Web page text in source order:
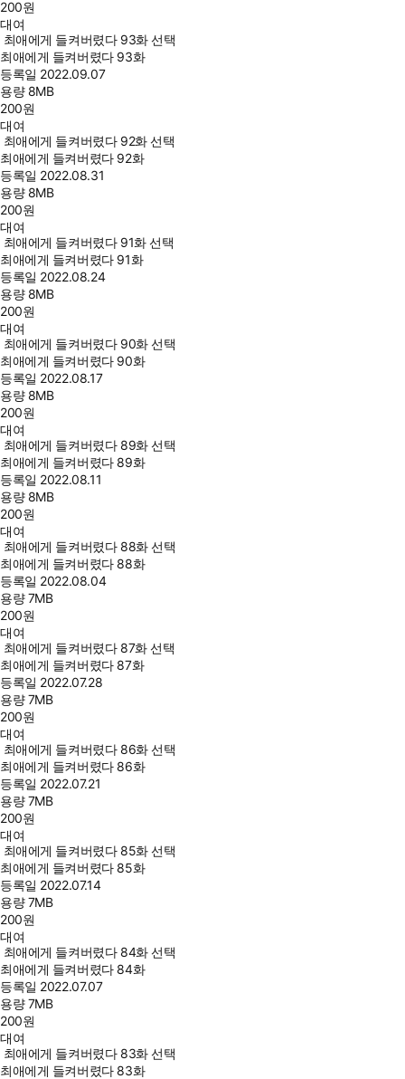
200원
대여
최애에게 들켜버렸다 93화 선택
최애에게 들켜버렸다 93화
등록일 2022.09.07
용량 8MB
200원
대여
최애에게 들켜버렸다 92화 선택
최애에게 들켜버렸다 92화
등록일 2022.08.31
용량 8MB
200원
대여
최애에게 들켜버렸다 91화 선택
최애에게 들켜버렸다 91화
등록일 2022.08.24
용량 8MB
200원
대여
최애에게 들켜버렸다 90화 선택
최애에게 들켜버렸다 90화
등록일 2022.08.17
용량 8MB
200원
대여
최애에게 들켜버렸다 89화 선택
최애에게 들켜버렸다 89화
등록일 2022.08.11
용량 8MB
200원
대여
최애에게 들켜버렸다 88화 선택
최애에게 들켜버렸다 88화
등록일 2022.08.04
용량7MB
200원
대여
최애에게 들켜버렸다 87화 선택
최애에게 들켜버렸다 87화
등록일 2022.07.28
용량7MB
200원
대여
최애에게 들켜버렸다 86화 선택
최애에게 들켜버렸다 86화
등록일 2022.07.21
용량7MB
200원
대여
최애에게 들켜버렸다 85화 선택
최애에게 들켜버렸다 85화
등록일 2022.07.14
용량7MB
200원
대여
최애에게 들켜버렸다 84화 선택
최애에게 들켜버렸다 84화
등록일 2022.07.07
용량7MB
200원
대여
최애에게 들켜버렸다 83화 선택
최애에게 들켜버렸다 83화